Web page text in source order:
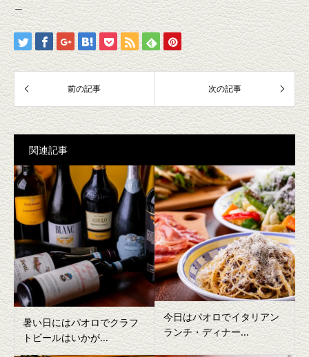
＿
関連記事
暑い日にはパオロでクラフ
トビールはいかが...
今日はパオロでイタリアン
ランチ・ディナー...